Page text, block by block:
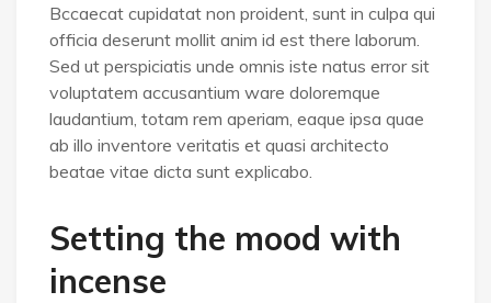
Bccaecat cupidatat non proident, sunt in culpa qui
officia deserunt mollit anim id est there laborum.
Sed ut perspiciatis unde omnis iste natus error sit
voluptatem accusantium ware doloremque
laudantium, totam rem aperiam, eaque ipsa quae
ab illo inventore veritatis et quasi architecto
beatae vitae dicta sunt explicabo.
Setting the mood with
incense